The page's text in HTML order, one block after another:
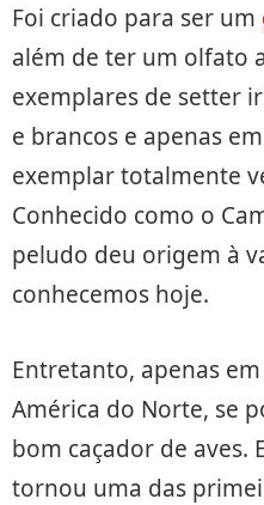
Foi criado para ser um
além de ter um olfato
exemplares de setter
e brancos e apenas
exemplar totalmente
Conhecido como o
peludo deu origem à
conhecemos hoje.
Entretanto, apenas
América do Norte, se
bom caçador de aves.
tornou uma das